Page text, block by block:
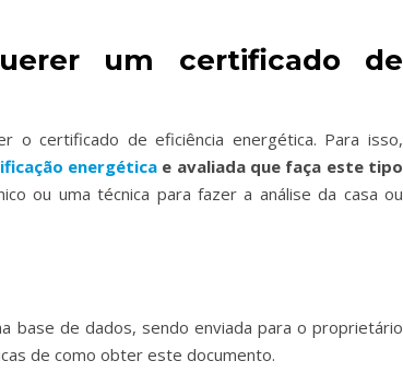
um certificado de
certificado de eficiência energética. Para isso,
energética e avaliada que faça este tipo
ou uma técnica para fazer a análise da casa ou
base de dados, sendo enviada para o proprietário
de como obter este documento.